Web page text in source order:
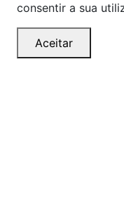
consentir a sua
Aceitar